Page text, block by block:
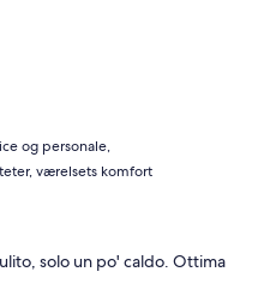
og personale,
værelsets komfort
solo un po' caldo. Ottima